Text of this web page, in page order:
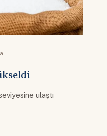
ulaştı